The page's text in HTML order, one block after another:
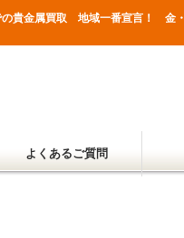
貴金属買取 地域一番宣言！ 金
よくあるご質問